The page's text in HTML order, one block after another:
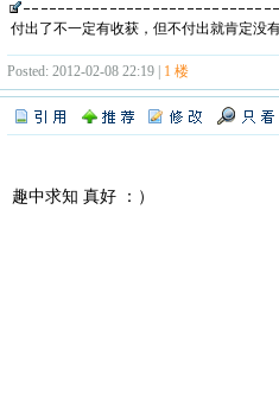
付出了不一定有收获，但不付出就肯定没
Posted: 2012-02-08 22:19 | 1 楼
趣中求知 真好 ：）